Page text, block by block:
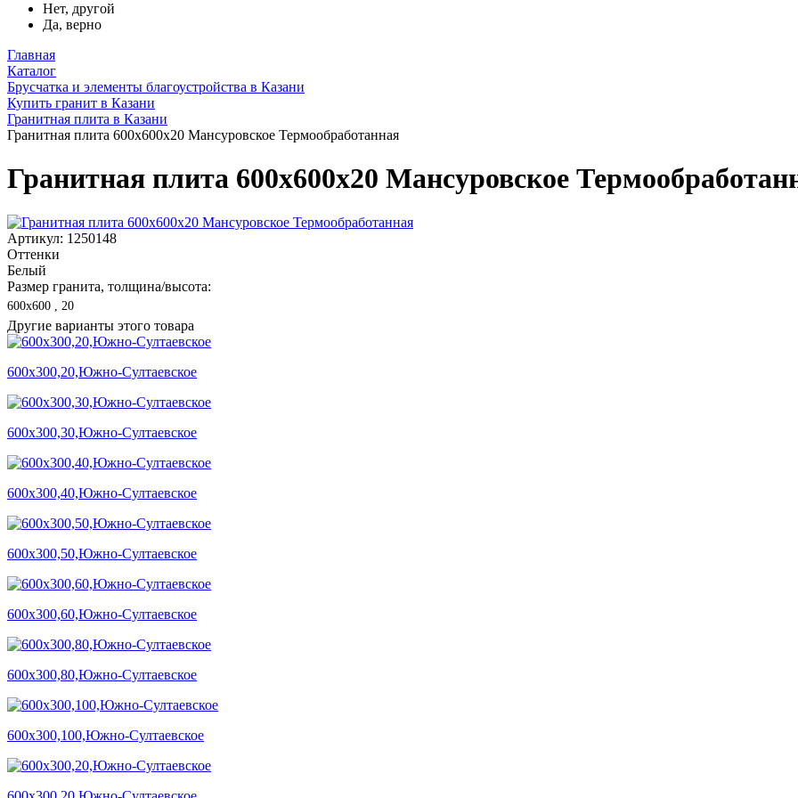
Нет, другой
Да, верно
Главная
Каталог
Брусчатка и элементы благоустройства в Казани
Купить гранит в Казани
Гранитная плита в Казани
Гранитная плита 600х600x20 Мансуровское Термообработанная
Гранитная плита 600х600x20 Мансуровское
Артикул: 1250148
Оттенки
Белый
Размер гранита, толщина/высота:
600х600 , 20
Другие варианты этого товара
600х300,20,Южно-Султаевское
600х300,30,Южно-Султаевское
600х300,40,Южно-Султаевское
600х300,50,Южно-Султаевское
600х300,60,Южно-Султаевское
600х300,80,Южно-Султаевское
600х300,100,Южно-Султаевское